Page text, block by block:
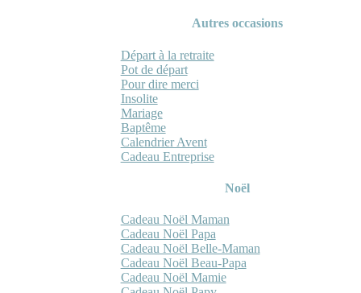
Autres occasions
Départ à la retraite
Pot de départ
Pour dire merci
Insolite
Mariage
Baptême
Calendrier Avent
Cadeau Entreprise
Noël
Cadeau Noël Maman
Cadeau Noël Papa
Cadeau Noël Belle-Maman
Cadeau Noël Beau-Papa
Cadeau Noël Mamie